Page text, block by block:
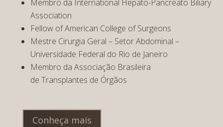
Membro da International Hepato-Pancreato Biliary
Association
Fellow of American College of Surgeons
Mestre Cirurgia Geral – Setor Abdominal –
Universidade Federal do Rio de Janeiro
Membro da Associação Brasileira
de Transplantes de Órgãos
Conheça mais